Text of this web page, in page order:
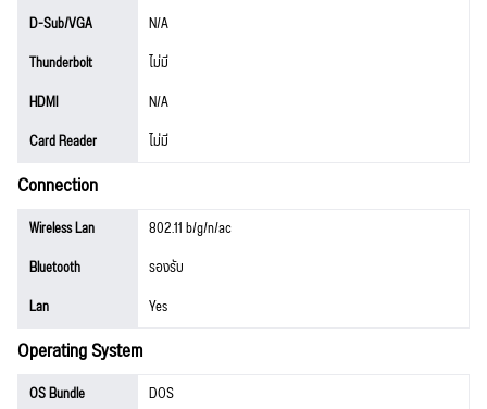
D-Sub/VGA
N/A
Thunderbolt
ไม่มี
HDMI
N/A
Card Reader
ไม่มี
Connection
Wireless Lan
802.11 b/g/n/ac
Bluetooth
รองรับ
Lan
Yes
Operating System
OS Bundle DOS